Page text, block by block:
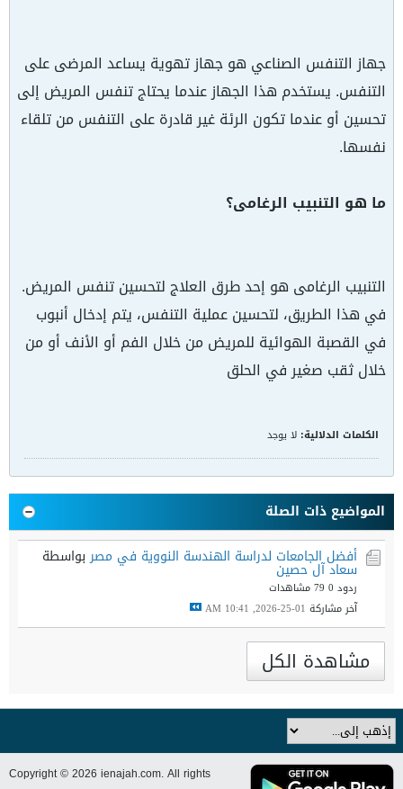
جهاز التنفس الصناعي هو جهاز تهوية يساعد المرضى على
التنفس. يستخدم هذا الجهاز عندما يحتاج تنفس المريض إلى
تحسين أو عندما تكون الرئة غير قادرة على التنفس من تلقاء
نفسها.
ما هو التنبیب الرغامی؟
التنبیب الرغامی هو إحد طرق العلاج لتحسين تنفس المريض.
في هذا الطريق، لتحسين عملية التنفس، يتم إدخال أنبوب
في القصبة الهوائية للمريض من خلال الفم أو الأنف أو من
خلال ثقب صغير في الحلق
الكلمات الدلالية: لا يوجد
المواضيع ذات الصلة
أفضل الجامعات لدراسة الهندسة النووية في مصر بواسطة
سعاد آل حصين
ردود 0
79 مشاهدات
آخر مشاركة 01-25-2026, 10:41 AM
مشاهدة الكل
Copyright © 2026 ienajah.com. All rights